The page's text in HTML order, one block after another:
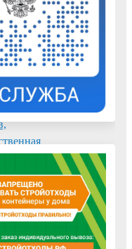
на
не
(или)
не
и
в